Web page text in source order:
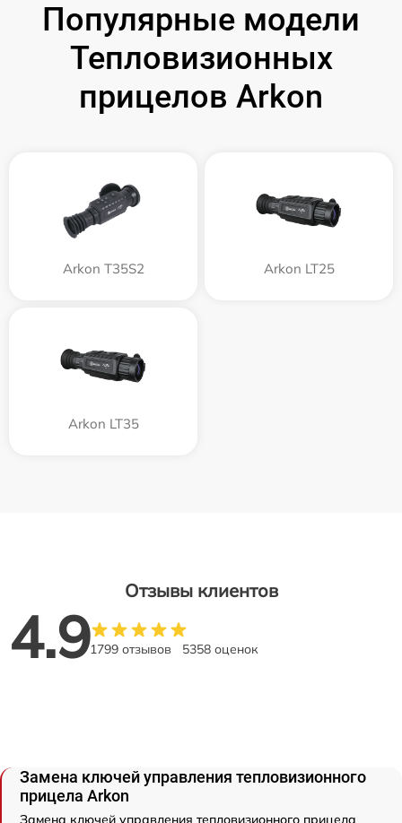
Популярные модели
Тепловизионных
прицелов Arkon
Arkon T35S2 Arkon LT25
Arkon LT35
Отзывы клиентов
4.91799 отзывов 5358 оценок
Замена ключей управления тепловизионного
прицела Arkon
Замена ключей управления тепловизионного прицела